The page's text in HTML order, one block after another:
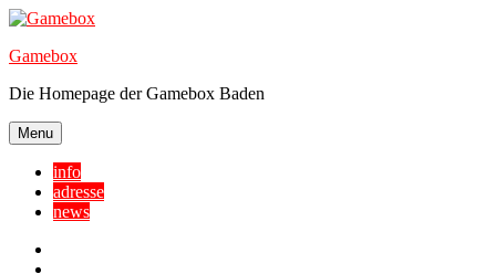
Skip
content
Gamebox
Die Homepage der Gamebox Baden
Menu
info
adresse
news